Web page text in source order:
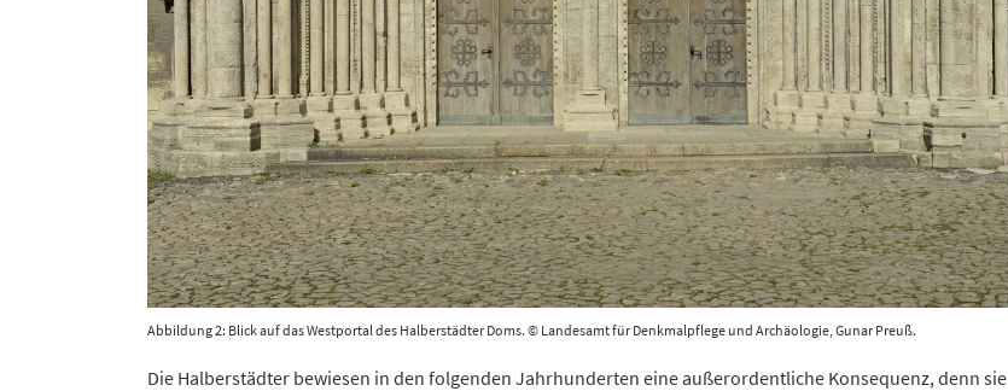
Abbildung 2: Blick auf das Westportal des Halberstädter Doms. © Landesamt für Denkmalpflege und Archäologie, Gunar Preuß.
Die Halberstädter bewiesen in den folgenden Jahrhunderten eine außerordentliche Konsequenz, denn sie